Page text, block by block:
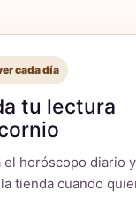
cada día
tu lectura
el horóscopo diario y
tienda cuando